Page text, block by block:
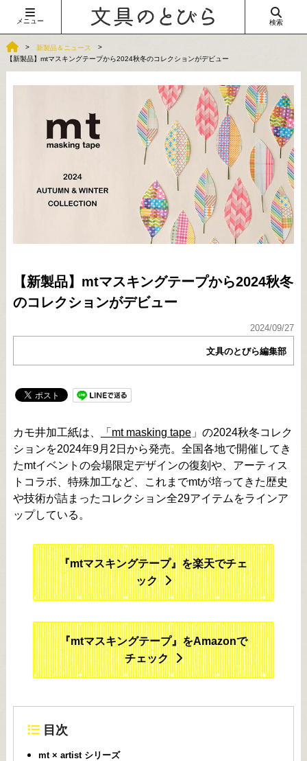
メニュー 検索
新製品＆ニュース
【新製品】mtマスキングテープから2024秋冬のコレクションがデビュー
【新製品】mtマスキングテープから2024秋冬
のコレクションがデビュー
2024/09/27
文具のとびら編集部
カモ井加工紙は、 「mt masking tape」の2024秋冬コレク
ションを2024年9月2日から発売。全国各地で開催してき
たmtイベントの会場限定デザインの復刻や、アーティス
トコラボ、特殊加工など、これまでmtが培ってきた歴史
や技術が詰まったコレクション全29アイテムをラインア
ップしている。
『mtマスキングテープ』を楽天でチェ
ック
『mtマスキングテープ』をAmazonで
チェック
目次
mt × artist シリーズ